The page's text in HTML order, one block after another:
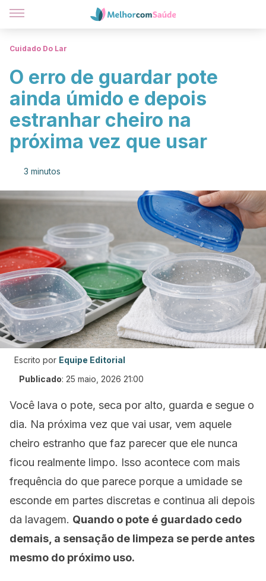
Cuidado Do Lar
O erro de guardar pote
ainda úmido e depois
estranhar cheiro na
próxima vez que usar
3 minutos
Escrito por Equipe Editorial
Publicado: 25 maio, 2026 21:00
Você lava o pote, seca por alto, guarda e segue o
dia. Na próxima vez que vai usar, vem aquele
cheiro estranho que faz parecer que ele nunca
ficou realmente limpo. Isso acontece com mais
frequência do que parece porque a umidade se
esconde em partes discretas e continua ali depois
da lavagem. Quando o pote é guardado cedo
demais, a sensação de limpeza se perde antes
mesmo do próximo uso.